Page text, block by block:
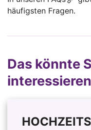
häufigsten Fragen.
Das könnte